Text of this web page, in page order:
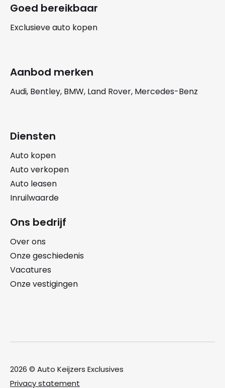
Goed bereikbaar
Exclusieve auto kopen
Aanbod merken
Audi, Bentley, BMW, Land Rover, Mercedes-Benz
Diensten
Auto kopen
Auto verkopen
Auto leasen
Inruilwaarde
Ons bedrijf
Over ons
Onze geschiedenis
Vacatures
Onze vestigingen
2026 © Auto Keijzers Exclusives
Privacy statement